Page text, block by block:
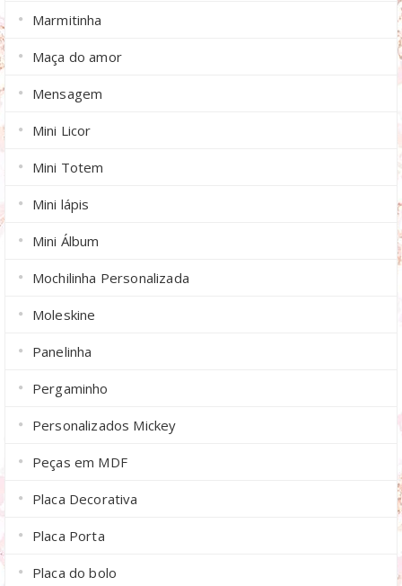
Marmitinha
Maça do amor
Mensagem
Mini Licor
Mini Totem
Mini lápis
Mini Álbum
Mochilinha Personalizada
Moleskine
Panelinha
Pergaminho
Personalizados Mickey
Peças em MDF
Placa Decorativa
Placa Porta
Placa do bolo